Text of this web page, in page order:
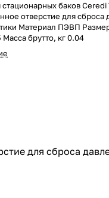
баков Ceredi
отверстие для сброса
Материал ПЭВП
Масса брутто, кг 0.04
для сброса